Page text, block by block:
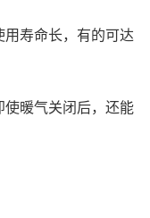
寿命长，有的可达
暖气关闭后，还能